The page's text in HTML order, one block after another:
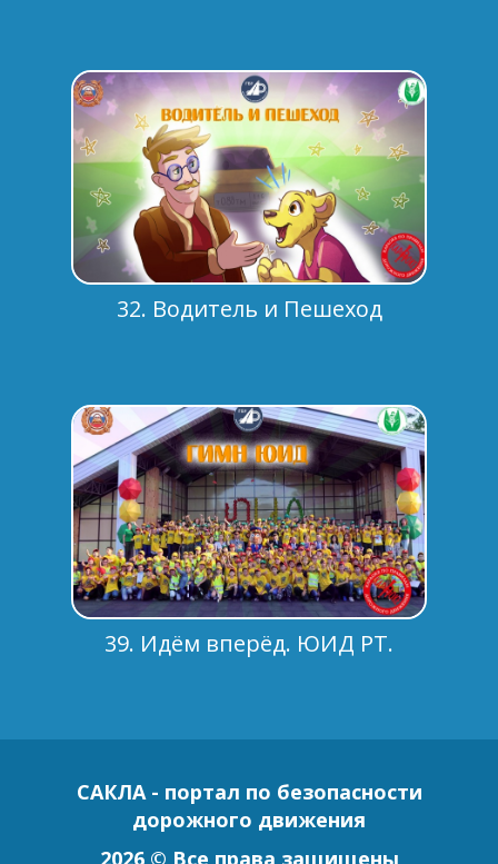
32. Водитель и Пешеход
39. Идём вперёд. ЮИД РТ.
САКЛА - портал по безопасности
дорожного движения